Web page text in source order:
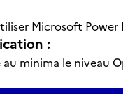
Microsoft
:
minima le niveau